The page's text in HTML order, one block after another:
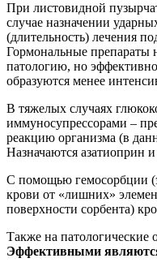
При листовидной
случае назначении
(длительность) лечения
Гормональные препараты
патологию, но
образуются менее
В тяжелых случаях
иммуносупрессорами –
реакцию организма (в
Назначаются азатиоприн и
С помощью гемосорбции
крови от «лишних»
поверхности сорбента)
Также на патологические
Эффективными